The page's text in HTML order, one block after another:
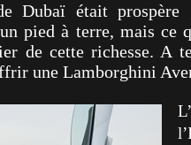
Dubaï était prospère
pied à terre, mais ce
de cette richesse. A
une Lamborghini